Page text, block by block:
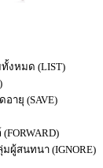
งหมด (LIST)
ายุ (SAVE)
ผู้สนทนา (IGNORE)